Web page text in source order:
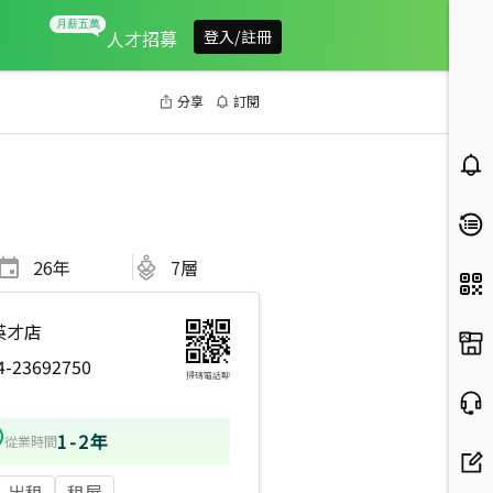
人才招募 登入/註冊
分享 訂閱
26年 7層
才店
23692750
掃碼電話聊
從業時間1-2年